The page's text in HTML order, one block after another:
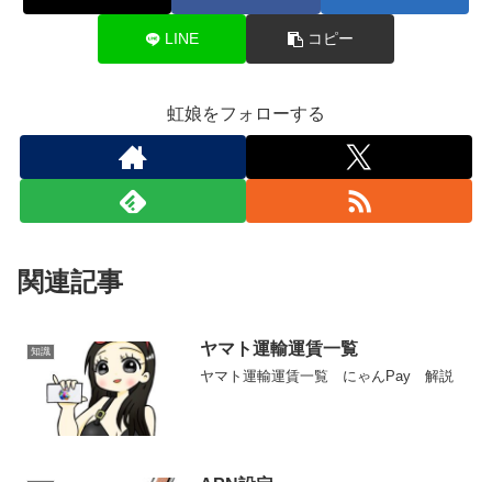
LINE コピー
虹娘をフォローする
関連記事
知識 ヤマト運輸運賃一覧
ヤマト運輸運賃一覧 にゃんPay 解説